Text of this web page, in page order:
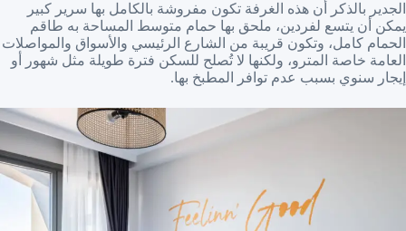
الجدير بالذكر أن هذه الغرفة تكون مفروشة بالكامل بها سرير كبير
يمكن أن يتسع لفردين، ملحق بها حمام متوسط المساحة به طاقم
الحمام كامل، وتكون قريبة من الشارع الرئيسي والأسواق والمواصلات
العامة خاصة المترو، ولكنها لا تُصلح للسكن فترة طويلة مثل شهور أو
إيجار سنوي بسبب عدم توافر المطبخ بها.